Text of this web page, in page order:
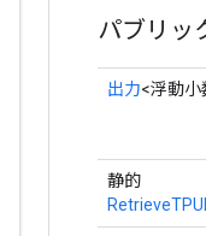
パブリッ
出力<浮動小
静的